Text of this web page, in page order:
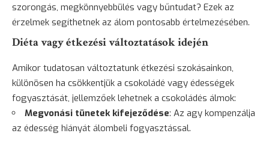
szorongás, megkönnyebbülés vagy bűntudat? Ezek az
érzelmek segíthetnek az álom pontosabb értelmezésében.
Diéta vagy étkezési változtatások idején
Amikor tudatosan változtatunk étkezési szokásainkon,
különösen ha csökkentjük a csokoládé vagy édességek
fogyasztását, jellemzőek lehetnek a csokoládés álmok:
Megvonási tünetek kifejeződése: Az agy kompenzálja
az édesség hiányát álombeli fogyasztással.